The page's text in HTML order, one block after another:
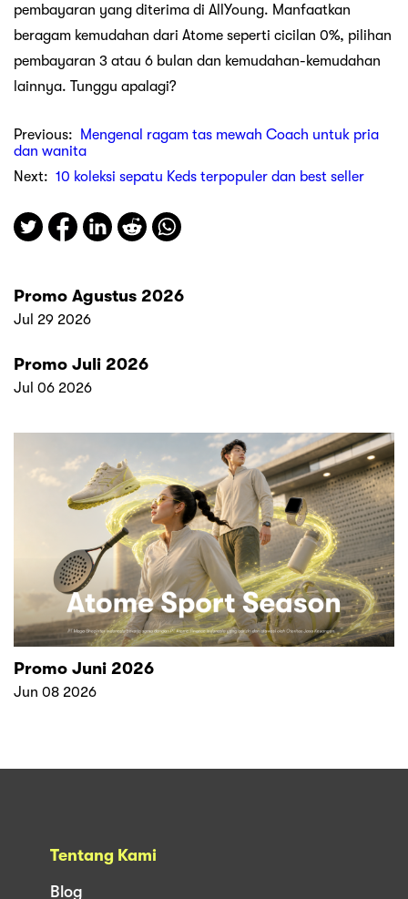
pembayaran yang diterima di AllYoung. Manfaatkan
beragam kemudahan dari Atome seperti cicilan 0%, pilihan
pembayaran 3 atau 6 bulan dan kemudahan-kemudahan
lainnya. Tunggu apalagi?
Previous:
Mengenal ragam tas mewah Coach untuk pria
dan wanita
Next: 10 koleksi sepatu Keds terpopuler dan best seller
Promo Agustus 2026
Jul 29 2026
Promo Juli 2026
Jul 06 2026
Promo Juni 2026
Jun 08 2026
Tentang Kami
Blog